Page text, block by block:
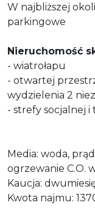
W najbliższej
parkingowe
Nieruchomość
- wiatrołapu
- otwartej
wydzielenia 2
- strefy socjalnej i
Media: woda,
ogrzewanie C.O.
Kaucja:
Kwota najmu: